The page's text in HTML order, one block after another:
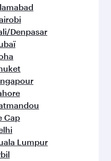
Denpasar
Cap
Lumpur